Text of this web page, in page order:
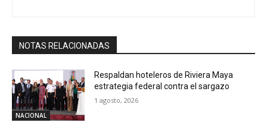
NOTAS RELACIONADAS
NACIONAL
Respaldan hoteleros de Riviera Maya
estrategia federal contra el sargazo
1 agosto, 2026